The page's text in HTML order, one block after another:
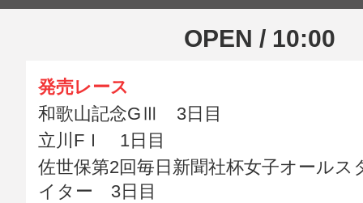
OPEN / 10:00
発売レース
和歌山記念GⅢ 3日目
立川FＩ 1日目
佐世保第2回毎日新聞社杯女子オール
イター 3日目